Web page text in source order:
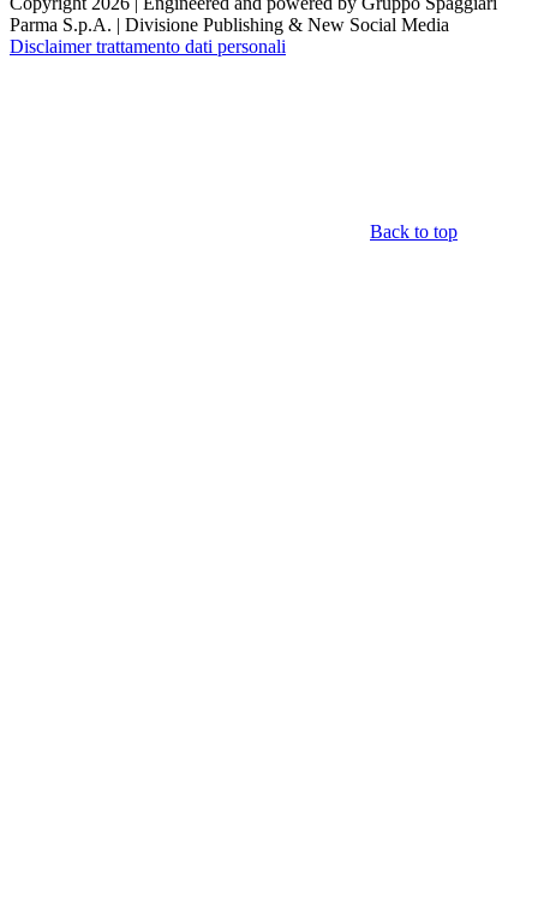
Parma S.p.A. | Divisione Publishing & New Social Media
Disclaimer trattamento dati personali
Back to top